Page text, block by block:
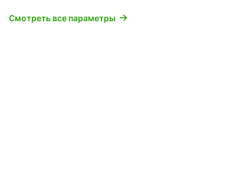
Смотреть все параметры